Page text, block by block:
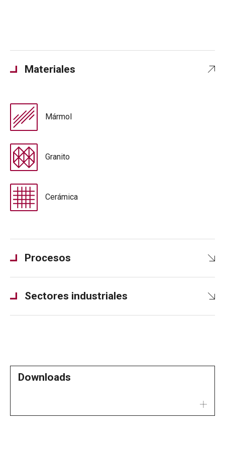
Materiales
Mármol
Granito
Cerámica
Procesos
Sectores industriales
Downloads